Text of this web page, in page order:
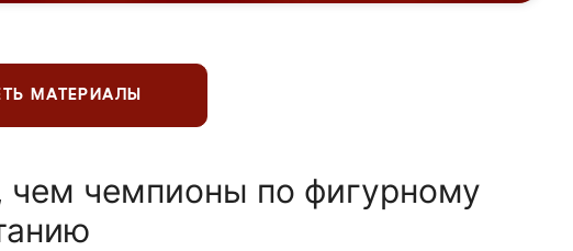
МАТЕРИАЛЫ
чемпионы по фигурному